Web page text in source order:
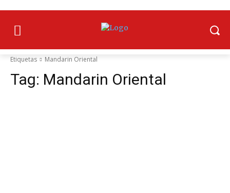
Etiquetas Mandarin Oriental
Tag: Mandarin Oriental